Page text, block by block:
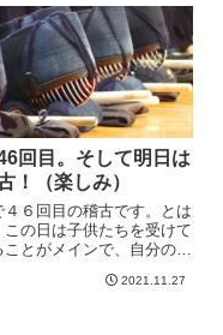
回目。そして明日は
！（楽しみ）
４６回目の稽古です。とは
この日は子供たちを受けて
ことがメインで、自分の稽
少々、、、という感じで
2021.11.27